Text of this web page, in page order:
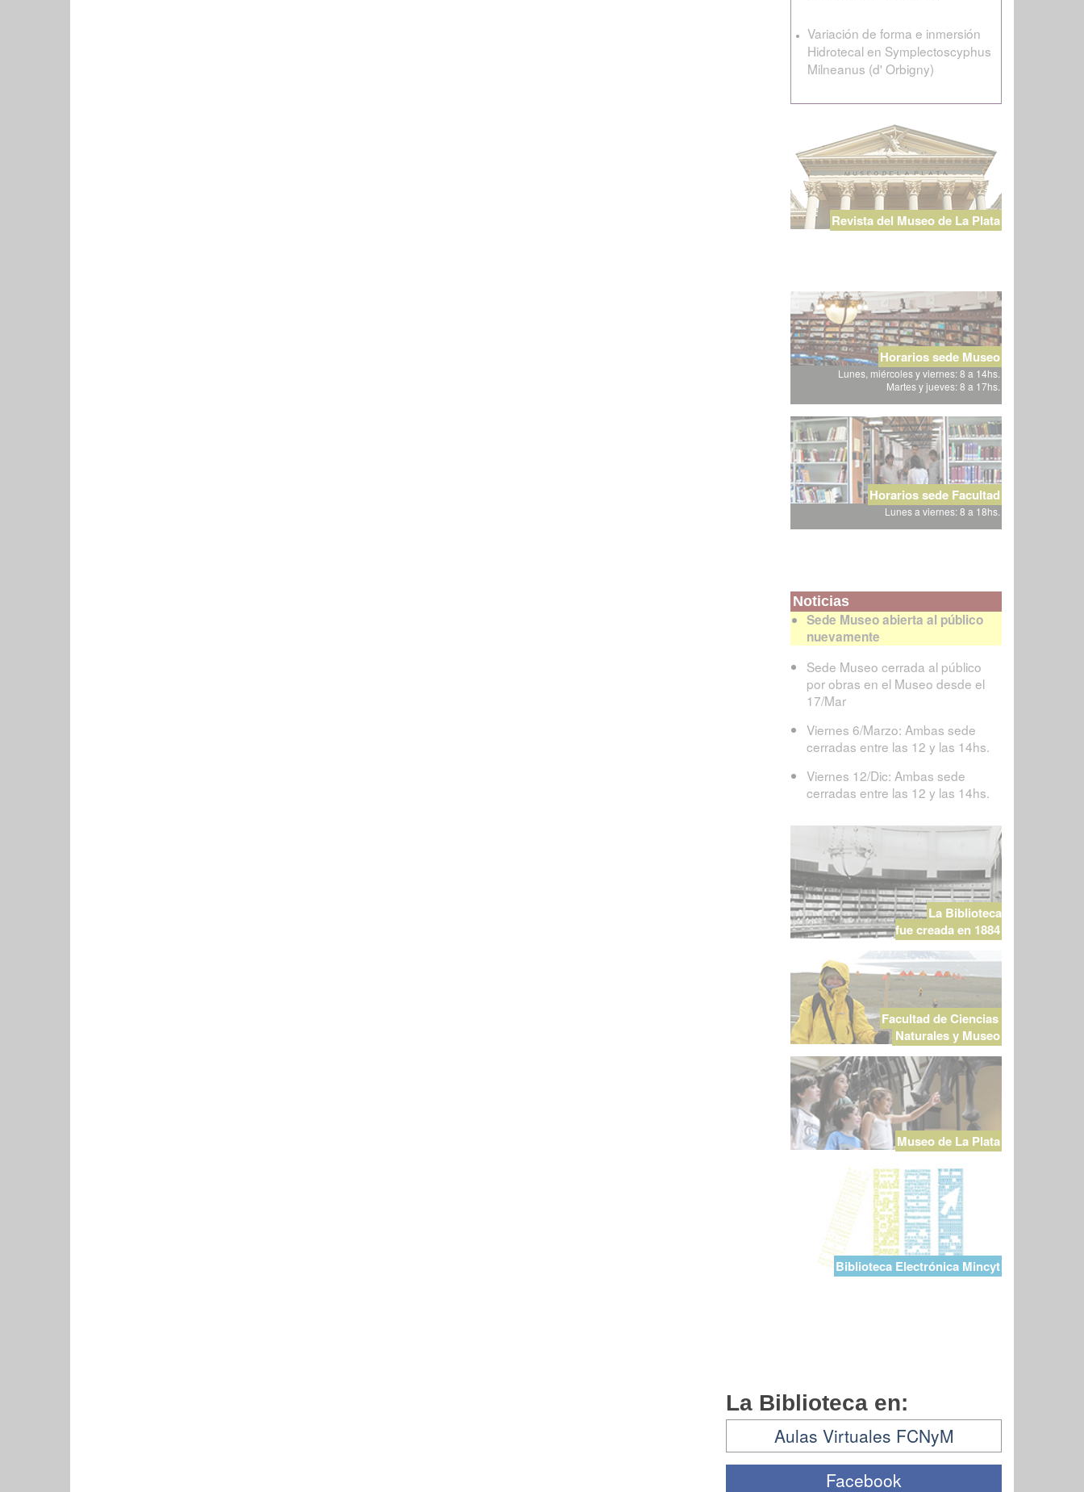
Variación de forma e inmersión
Hidrotecal en Symplectoscyphus
Milneanus (d' Orbigny)
Revista del Museo de La Plata
Horarios sede Museo
Lunes, miércoles y viernes: 8 a 14hs.
Martes y jueves: 8 a 17hs.
Horarios sede Facultad
Lunes a viernes: 8 a 18hs.
Noticias
Sede Museo abierta al público
nuevamente
Sede Museo cerrada al público
por obras en el Museo desde el
17/Mar
Viernes 6/Marzo: Ambas sede
cerradas entre las 12 y las 14hs.
Viernes 12/Dic: Ambas sede
cerradas entre las 12 y las 14hs.
La Biblioteca
fue creada en 1884
Facultad de Ciencias
Naturales y Museo
Museo de La Plata
Biblioteca Electrónica Mincyt
La Biblioteca en:
Aulas Virtuales FCNyM
Facebook